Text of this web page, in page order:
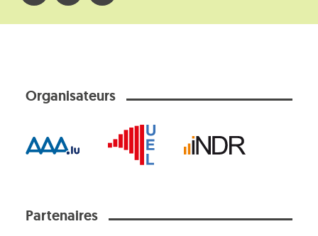
Organisateurs
Partenaires